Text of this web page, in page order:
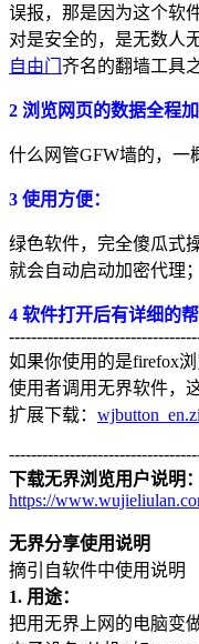
误报，那是因为这个软
对是安全的，是无数人
自由门 齐名的翻墙工具
2 浏览网页的数据全程加
什么网管GFW墙的，一
3 使用方便：
绿色软件，完全傻瓜式
就会自动启动加密代理；
4 软件打开后有详细的帮
如果你使用的是firefox
使用者调用无界软件，
扩展下载：
下载无界浏览用户说明：
https://
无界分享使用说明
摘引自软件中使用说明
1. 用途：
把用无界上网的电脑变